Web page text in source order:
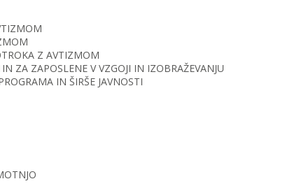
Z AVTIZMOM
ZA ZAPOSLENE V VZGOJI IN IZOBRAŽEVANJU
IN ŠIRŠE JAVNOSTI